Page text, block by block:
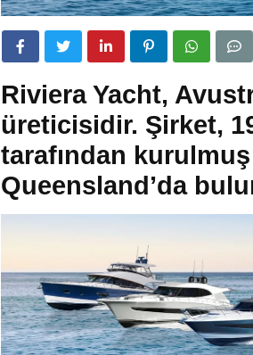
Riviera Yacht,
üreticisidir. Şirket,
tarafından
Queensland’da